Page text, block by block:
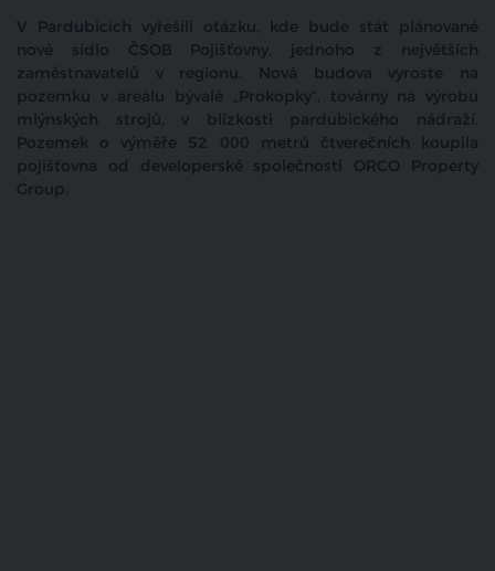
V Pardubicích vyřešili otázku, kde bude stát plánované
nové sídlo ČSOB Pojišťovny, jednoho z největších
zaměstnavatelů v regionu. Nová budova vyroste na
pozemku v areálu bývalé „Prokopky“, továrny na výrobu
mlýnských strojů, v blízkosti pardubického nádraží.
Pozemek o výměře 52 000 metrů čtverečních koupila
pojišťovna od developerské společnosti ORCO Property
Group.